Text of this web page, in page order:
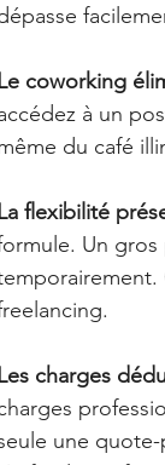
Le coworking
à un
du café
La flexibilité
Un gros
Les charges
une